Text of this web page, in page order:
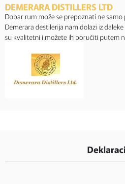
DEMERARA DISTILLERS LTD
Dobar rum može se prepoznati ne
Demerara destilerija nam dolazi iz
su kvalitetni i možete ih poručiti putem